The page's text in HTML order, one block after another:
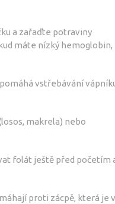
a zařaďte potraviny
máte nízký hemoglobin,
vstřebávání
makrela) nebo
folát ještě před početím
proti zácpě, která je v